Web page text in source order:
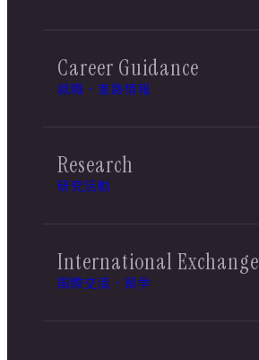
Career Guidance
就職・進路情報
Research
研究活動
International Exchange
国際交流・留学